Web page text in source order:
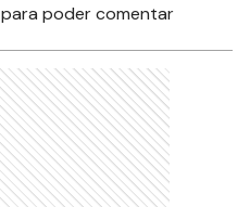
para poder comentar